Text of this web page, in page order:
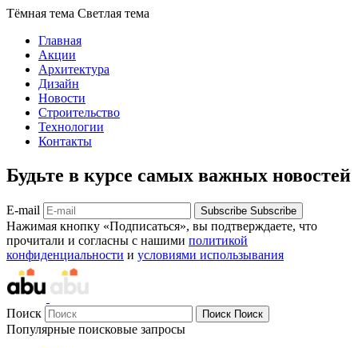
Тёмная тема Светлая тема
Главная
Акции
Архитектура
Дизайн
Новости
Строительство
Технологии
Контакты
Будьте в курсе самых важных новостей
E-mail Subscribe Subscribe
Нажимая кнопку «Подписаться», вы подтверждаете, что
прочитали и согласны с нашими политикой
конфиденциальности и условиями использывания
Поиск Поиск Поиск
Популярные поисковые запросы